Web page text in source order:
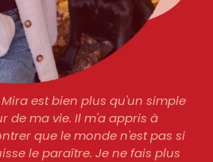
est bien plus qu'un simple
de ma vie. Il m'a appris à
que le monde n'est pas si
le paraître. Je ne fais plus
vies, unchien